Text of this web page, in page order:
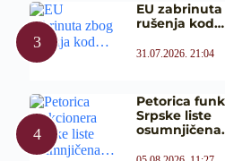
EU
rušenja kod…
31.07.2026. 21:04
Petorica
Srpske liste